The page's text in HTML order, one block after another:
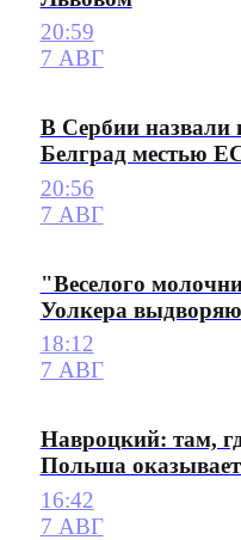
20:59
7 АВГ
В Сербии назвали
Белград местью
20:56
7 АВГ
"Веселого
Уолкера
18:12
7 АВГ
Навроцкий: там,
Польша
16:42
7 АВГ